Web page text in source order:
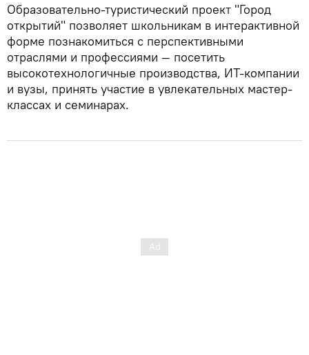
Образовательно-туристический проект "Город
открытий" позволяет школьникам в интерактивной
форме познакомиться с перспективными
отраслями и профессиями — посетить
высокотехнологичные производства, ИТ-компании
и вузы, принять участие в увлекательных мастер-
классах и семинарах.